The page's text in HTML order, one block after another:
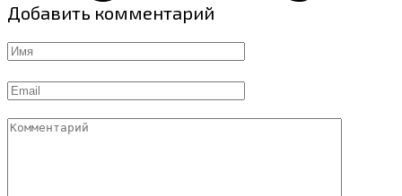
Добавить комментарий
Имя
Email
Комментарий